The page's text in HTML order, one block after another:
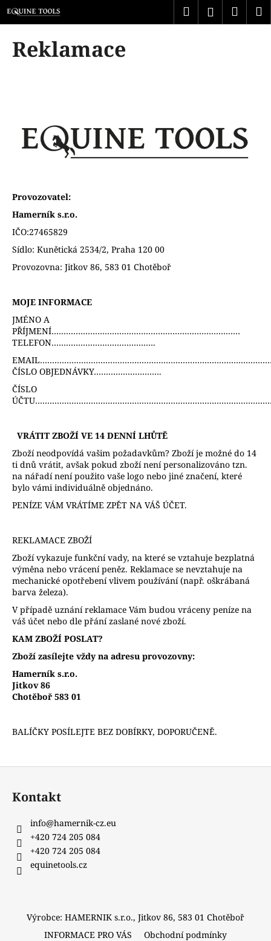
Přejít
na
obsah
HledatPřihlášení
Reklamace
Provozovatel:
Hamerník s.r.o.
IČO:27465829
Sídlo: Kunětická 2534/2, Praha 120 00
Provozovna: Jitkov 86, 583 01 Chotěboř
MOJE INFORMACE
JMÉNO A
PŘÍJMENÍ……………………………………………………………………
TELEFON…………………………………….
ČÍSLO OBJEDNÁVKY……………………….
ČÍSLO
VRÁTIT ZBOŽÍ VE 14 DENNÍ LHŮTĚ
Zboží neodpovídá vašim požadavkům? Zboží je možné do 14
ti dnů vrátit, avšak pokud zboží není personalizováno tzn.
na nářadí není použito vaše logo nebo jiné značení, které
bylo vámi individuálně objednáno.
PENÍZE VÁM VRÁTÍME ZPĚT NA VÁŠ ÚČET.
REKLAMACE ZBOŽÍ
Zboží vykazuje funkční vady, na které se vztahuje bezplatná
výměna nebo vrácení peněz. Reklamace se nevztahuje na
mechanické opotřebení vlivem používání (např. oškrábaná
barva železa).
V případě uznání reklamace Vám budou vráceny peníze na
váš účet nebo dle přání zaslané nové zboží.
KAM ZBOŽÍ POSLAT?
Zboží zasílejte vždy na adresu provozovny:
Hamerník s.r.o.
Jitkov 86
Chotěboř 583 01
BALÍČKY POSÍLEJTE BEZ DOBÍRKY, DOPORUČENĚ.
K
o
u
j
e
t
e
n
j
í
t
?
D
o
p
o
č
u
j
e
m
e
Z
Kontakt
info@hamernik-cz.eu
+420 724 205 084
+420 724 205 084
equinetools.cz
Výrobce: HAMERNIK s.r.o., Jitkov 86, 583 01 Chotěboř
INFORMACE PRO VÁS
Obchodní podmínky